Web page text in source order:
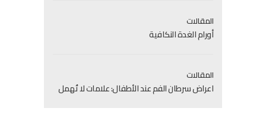
المقالات
أورام الغدة النكافية
المقالات
اعراض سرطان الفم عند الأطفال: علامات لا تُهمل